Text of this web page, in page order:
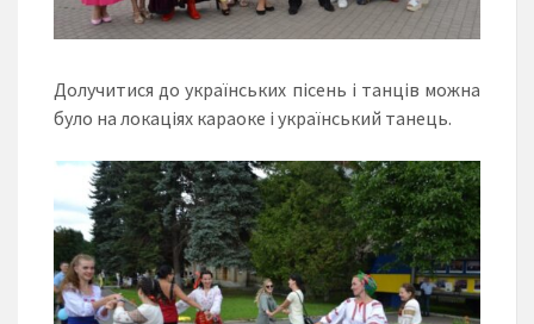
Долучитися до українських пісень і танців можна
було на локаціях караоке і український танець.